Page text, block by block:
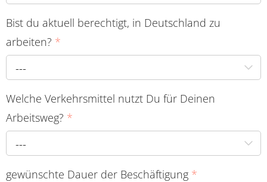
Bist du aktuell berechtigt, in Deutschland zu
arbeiten? *
---
Welche Verkehrsmittel nutzt Du für Deinen
Arbeitsweg? *
---
gewünschte Dauer der Beschäftigung *